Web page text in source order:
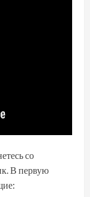
со
В первую